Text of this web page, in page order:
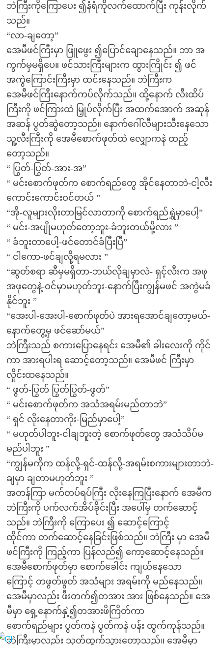
ဘဲကြီးကိုကြောပေး ၍နံရံကိုလက်ထောက်ပြီး ကုန်းလိုက်
သည်။
“လာ-ချတော့”
အေမီဖင်ကြီးမှာ ဖြူဖွေး ၍ပြောင်ချောနေသည်။ ဘာ အ
ကွက်မှမရှိပေ။ ဖင်သားကြီးများက ထွားကြိုင်း ၍ ဖင်
အကွဲကြောင်းကြီးမှာ ထင်းနေသည်။ ဘဲကြီးက
အေမီဖင်ကြီးနောက်ကပ်လိုက်သည်။ ထို့နောက် လီးထိပ်
ကြီးကို ဖင်ကြားထဲ မြှုပ်လိုက်ပြီး အထက်အောက် အဆုန်
အဆန် ပွတ်ဆွဲတော့သည်။ နောက်ဂေါ်လီများသီးနေသော
သူ့လီးကြီးကို အေမီစောက်ဖုတ်ထဲ လျှောကနဲ ထည့်
တော့သည်။
“ ပြွတ်-ပြွတ်-အား-အ”
“ မင်းစောက်ဖုတ်က စောက်ရည်တွေ အိုင်နေတာဘဲ-ငါ့လီး
ကောင်းကောင်းဝင်တယ် ”
“အို-လူများလိုးတာမြင်လာတာကို စောက်ရည်ရွှဲမှာပေါ့”
“ မင်း-အပျိုမဟုတ်တော့ဘူး-ခံဘူးတယ်မို့လား ”
“ ခံဘူးတာပေါ့-ဖင်တောင်ခံပြီးပြီ”
“ ငါကော-ဖင်ချလို့ရမလား ”
“ဆွတ်စရာ ဆီမှမရှိတာ-ဘယ်လိုချမှာလဲ- ရှင့်လီးက အဖု
အဖုတွေနဲ့-ဝင်မှာမဟုတ်ဘူး-နောက်ပြီးကျွန်မဖင် အကွဲမခံ
နိုင်ဘူး ”
“အေးပါ-အေးပါ-စောက်ဖုတ်ပဲ အားရအောင်ချတော့မယ်-
နောက်တွေ့မှ ဖင်ဆော်မယ်”
ဘဲကြီးသည် စကားပြောနေရင်း အေမီ၏ ခါးလေးကို ကိုင်
ကာ အားရပါးရ ဆောင့်တော့သည်။ အေမီဖင် ကြီးမှာ
လှိုင်းထနေသည်။
“ ဖွတ်-ပြွတ် ပြွတ်ပြွတ်-ဖွတ်”
“ မင်းစောက်ဖုတ်က အသံအရမ်းမည်တာဘဲ”
“ ရှင် လိုးနေတာကိုး-မြည်မှာပေါ့”
“ မဟုတ်ပါဘူး-ငါချဘူးတဲ့ စောက်ဖုတ်တွေ အသံသိပ်မ
မည်ပါဘူး ”
“ကျွန်မကိုက ထန်လို့-ရှင်-ထန်လို့-အရမ်းစကားများတာဘဲ-
ချမှာ ချတာမဟုတ်ဘူး ”
အတန်ကြာ မက်တပ်ရပ်ကြီး လိုးနေကြပြီးနောက် အေမီက
ဘဲကြီးကို ပက်လက်အိပ်ခိုင်းပြီး အပေါ်မှ တက်ဆောင့်
သည်။ ဘဲကြီးကို ကြောပေး ၍ ဆောင့်ကြောင့်
ထိုင်ကာ တက်ဆောင့်နေခြင်းဖြစ်သည်။ ဘဲကြီး မှာ အေမီ
ဖင်ကြီးကို ကြည့်ကာ ပြန်လည်၍ ကော့ဆောင့်နေသည်။
အေမီစောက်ဖုတ်မှာ စောက်ခေါင်း ကျယ်နေသော
ကြောင့် တဖွတ်ဖွတ် အသံများ အရမ်းကို မည်နေသည်။
အေမီမှာလည်း ဖီးတက်၍တအား အား ဖြစ်နေသည်။ အေ
မီမှာ ရှေ့နောက်နှဲ့၍တအားဖိကြိတ်ကာ
စောက်ရည်များ ပွတ်ကနဲ ပွတ်ကနဲ ပန်း ထွက်ကုန်သည်။
ဘဲကြီးမှာလည်း သုတ်ထွက်သွားတော့သည်။ အေမီမှာ